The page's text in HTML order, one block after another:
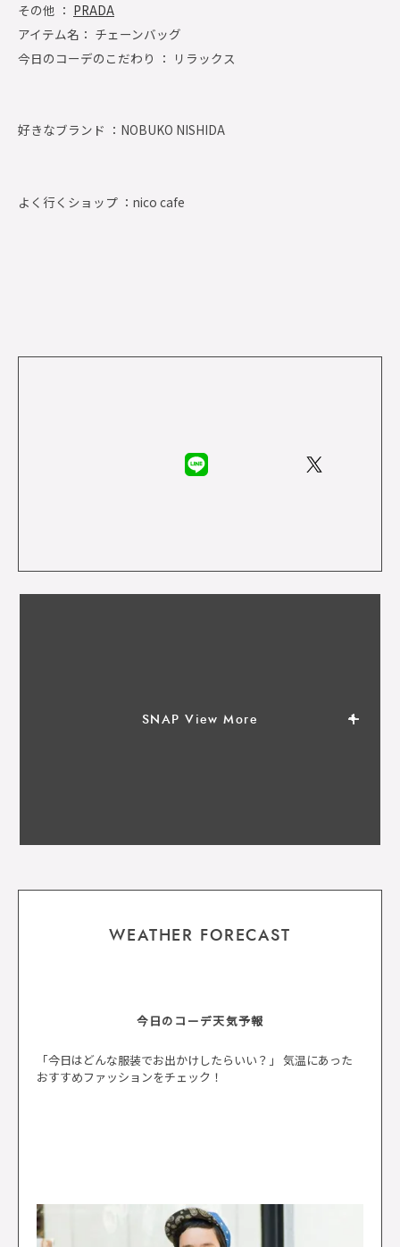
その他 ： PRADA
アイテム名： チェーンバッグ
今日のコーデのこだわり ： リラックス
好きなブランド ： NOBUKO NISHIDA
よく行くショップ ： nico cafe
SNAP View More
WEATHER FORECAST
今日のコーデ天気予報
「今日はどんな服装でお出かけしたらいい？」 気温にあった
おすすめファッションをチェック！